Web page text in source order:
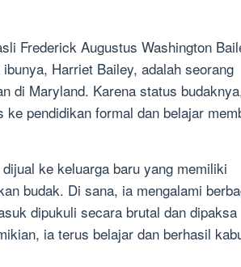
Frederick Augustus Washington
Harriet Bailey, adalah seorang
di Maryland. Karena status
pendidikan formal dan belajar
ke keluarga baru yang memiliki
budak. Di sana, ia mengalami
dipukuli secara brutal dan dipaksa
ia terus belajar dan berhasil